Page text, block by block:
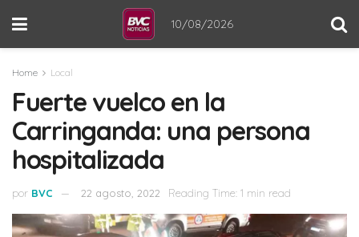
10/08/2026
Home Local
Fuerte vuelco en la
Carringanda: una persona
hospitalizada
por BVC 22 agosto, 2022 Reading Time: 1 min read